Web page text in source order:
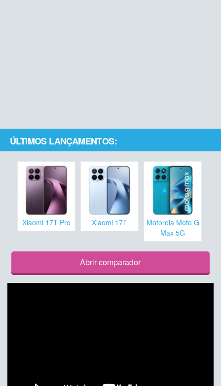
ÚLTIMOS LANÇAMENTOS:
Xiaomi 17T Pro Xiaomi 17T
Motorola Moto G
Max 5G
Abrir comparador